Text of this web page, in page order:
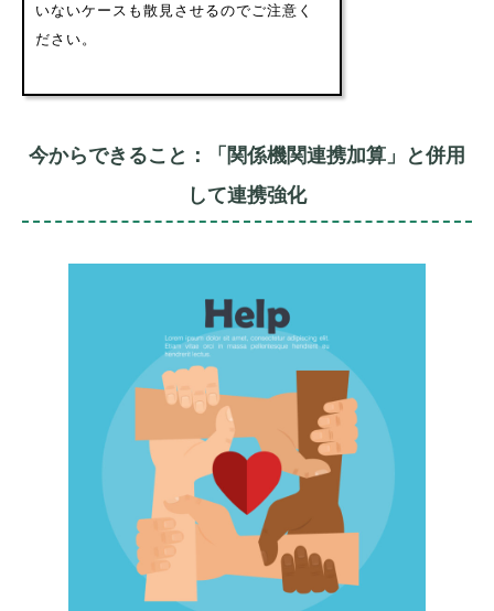
いないケースも散見させるのでご注意く
ださい。
今からできること：「関係機関連携加算」と併用
して連携強化